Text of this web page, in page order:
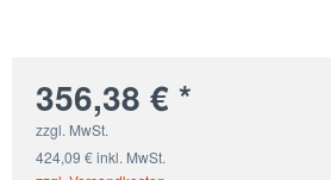
356,38 € *
zzgl. MwSt.
424,09 € inkl. MwSt.